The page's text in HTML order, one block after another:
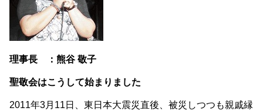
理事長 ：熊谷 敬子
聖敬会はこうして始まりました
2011年3月11日、東日本大震災直後、被災しつつも親戚縁